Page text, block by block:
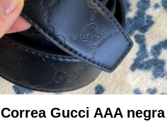
Correa Gucci AAA negra